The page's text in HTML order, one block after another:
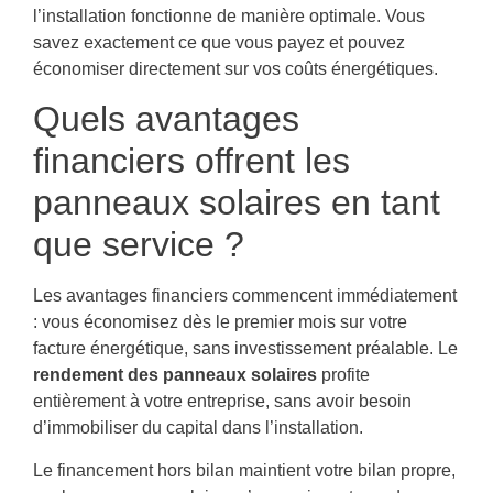
l’installation fonctionne de manière optimale. Vous
savez exactement ce que vous payez et pouvez
économiser directement sur vos coûts énergétiques.
Quels avantages
financiers offrent les
panneaux solaires en tant
que service ?
Les avantages financiers commencent immédiatement
: vous économisez dès le premier mois sur votre
facture énergétique, sans investissement préalable. Le
rendement des panneaux solaires profite
entièrement à votre entreprise, sans avoir besoin
d’immobiliser du capital dans l’installation.
Le financement hors bilan maintient votre bilan propre,